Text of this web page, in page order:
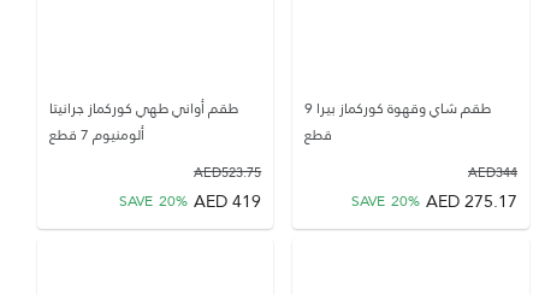
طقم شاي وقهوة كوركماز بيرا 9
قطع
344
AED
275.17
AED
SAVE 20%
طقم أواني طهي كوركماز جرانيتا
ألومنيوم 7 قطع
523.75
AED
419
AED
SAVE 20%